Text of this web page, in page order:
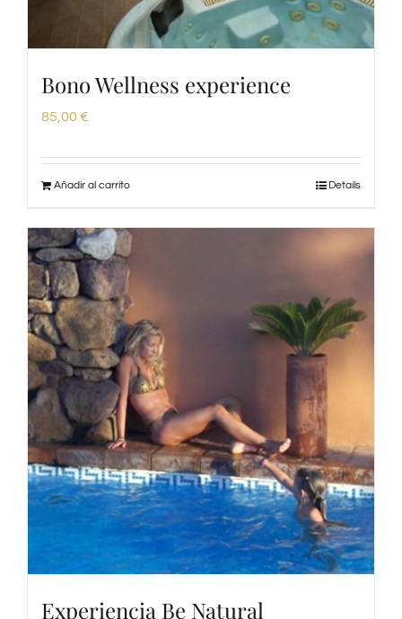
Bono Wellness experience
85,00 €
Añadir al carrito Details
Experiencia Be Natural